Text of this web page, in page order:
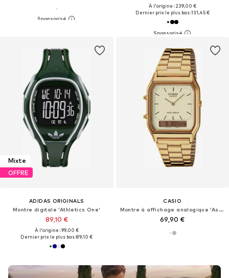
À l'origine : 239,00 €
Dernier prix le plus bas :131,45 €
Mixte
OFFRE
ADIDAS ORIGINALS
Montre digitale 'Athletics One'
89,10 €
À l'origine : 99,00 €
Dernier prix le plus bas :89,10 €
CASIO
Montre à affichage analogique 'Assorti'
69,90 €